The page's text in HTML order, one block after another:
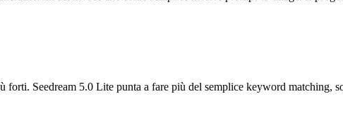
Seedream 5.0 Lite punta a fare più del semplice keyword matching,